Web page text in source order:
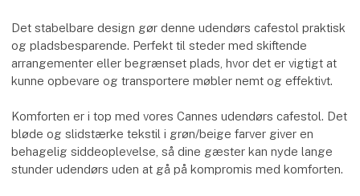
Det stabelbare design gør denne udendørs cafestol praktisk
og pladsbesparende. Perfekt til steder med skiftende
arrangementer eller begrænset plads, hvor det er vigtigt at
kunne opbevare og transportere møbler nemt og effektivt.
Komforten er i top med vores Cannes udendørs cafestol. Det
bløde og slidstærke tekstil i grøn/beige farver giver en
behagelig siddeoplevelse, så dine gæster kan nyde lange
stunder udendørs uden at gå på kompromis med komforten.